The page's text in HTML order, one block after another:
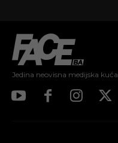
Jedina neovisna medijska kuća